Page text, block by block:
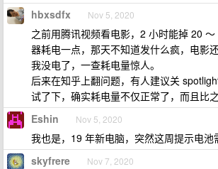
hbxsdfx Nov 5, 2020
之前用腾讯视频看电影，2 小时能掉 20
器耗电一点，那天不知道发什么疯，电影
我没电了，一查耗电量惊人。
后来在知乎上翻问题，有人建议关
试了下，确实耗电量不仅正常了，而且比
Eshin Nov 5, 2020
我也是，19 年新电脑，突然这周提示电池
skyfrere Nov 7, 2020